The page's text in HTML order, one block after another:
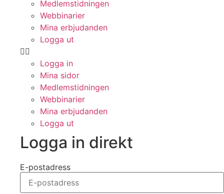
Medlemstidningen
Webbinarier
Mina erbjudanden
Logga ut
Logga in
Mina sidor
Medlemstidningen
Webbinarier
Mina erbjudanden
Logga ut
Logga in direkt
E-postadress